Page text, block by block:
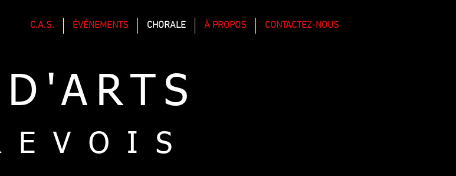
C.A.S. ÉVÉNEMENTS CHORALE À PROPOS CONTACTEZ-NOUS